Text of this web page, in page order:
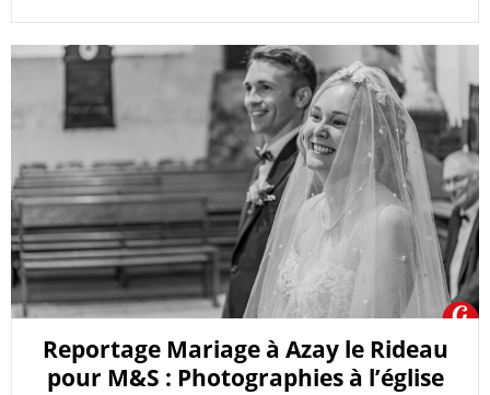
Reportage Mariage à Azay le Rideau
pour M&S : Photographies à l’église